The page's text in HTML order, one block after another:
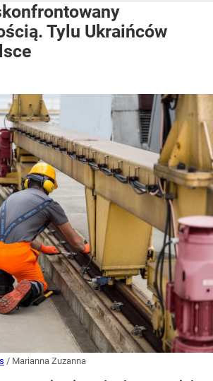
Tylu Ukraińców
/ Marianna Zuzanna